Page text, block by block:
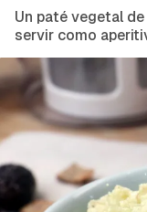
Un paté vegetal
servir como